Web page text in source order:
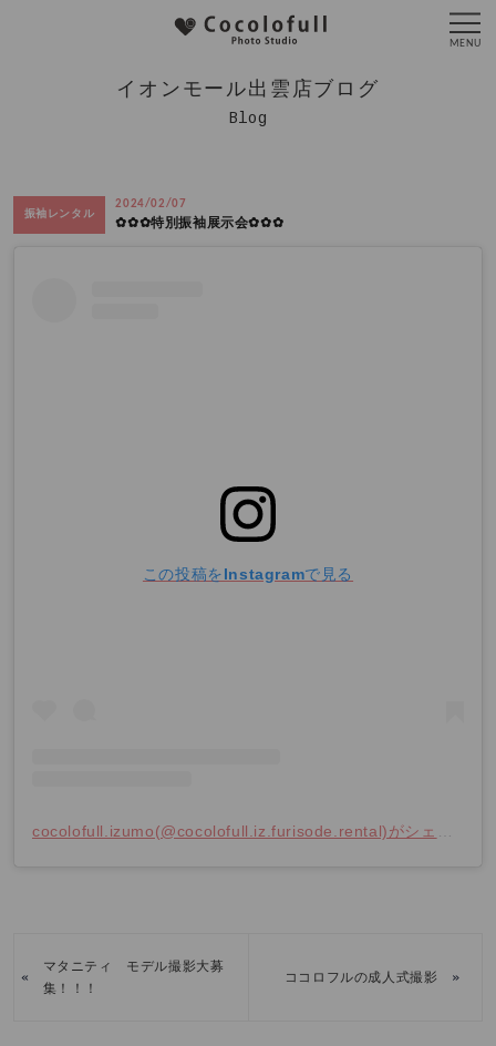
イオンモール出雲店ブログ
Blog
振袖レンタル
2024/02/07
✿✿✿特別振袖展示会✿✿✿
この投稿をInstagramで見る
«
マタニティ モデル撮影大募
集！！！
ココロフルの成人式撮影 »